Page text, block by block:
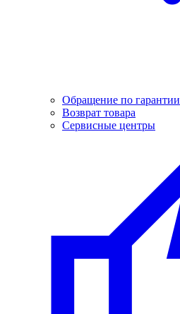
Обращение по гарантии
Возврат товара
Сервисные центры